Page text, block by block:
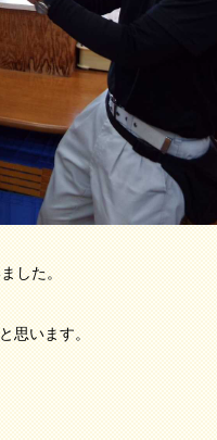
した。
思います。